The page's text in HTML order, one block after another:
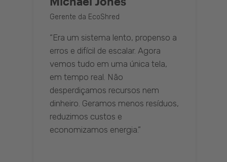
Gerente da EcoShred
“Era um sistema lento, propenso a
erros e difícil de escalar. Agora
vemos tudo em uma única tela,
em tempo real. Não
desperdiçamos recursos nem
dinheiro. Geramos menos resíduos,
reduzimos custos e
economizamos energia.”